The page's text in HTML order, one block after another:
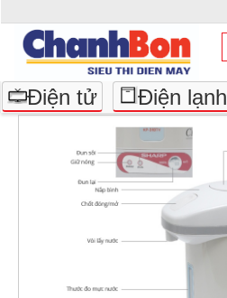
Điện tử Điện lạnh